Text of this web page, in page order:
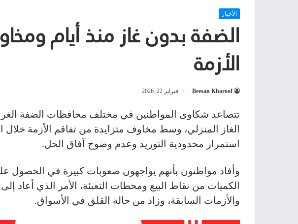
الأخبار
الضفة بدون غاز منذ أيام
الأزمة
Beesan Kharoof فبراير 22, 2026
تتصاعد شكاوى المواطنين في مختلف محافظات الضفة
الغاز المنزلي، وسط مخاوف متزايدة من تفاقم الأزمة خلال
استمرار محدودية التوريد وعدم وضوح آفاق الحل.
وأفاد مواطنون بأنهم يواجهون صعوبات كبيرة في الحصول
الكميات من نقاط البيع ومحطات التعبئة، الأمر الذي أعاد
والأزمات السابقة، وزاد من حالة القلق في الأسواق.